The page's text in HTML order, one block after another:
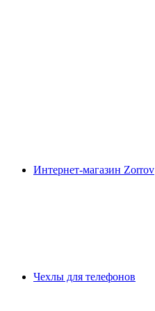
Интернет-магазин Zorrov
Чехлы для телефонов